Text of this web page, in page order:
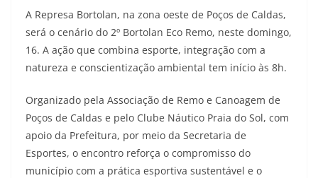
A Represa Bortolan, na zona oeste de Poços de Caldas,
será o cenário do 2º Bortolan Eco Remo, neste domingo,
16. A ação que combina esporte, integração com a
natureza e conscientização ambiental tem início às 8h.
Organizado pela Associação de Remo e Canoagem de
Poços de Caldas e pelo Clube Náutico Praia do Sol, com
apoio da Prefeitura, por meio da Secretaria de
Esportes, o encontro reforça o compromisso do
município com a prática esportiva sustentável e o